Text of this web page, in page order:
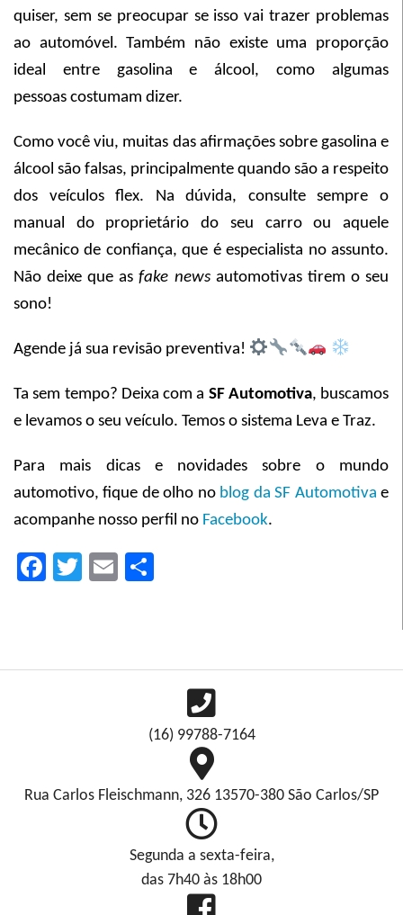
quiser, sem se preocupar se isso vai trazer problemas
ao automóvel. Também não existe uma proporção
ideal entre gasolina e álcool, como algumas
pessoas costumam dizer.
Como você viu, muitas das afirmações sobre gasolina e
álcool são falsas, principalmente quando são a respeito
dos veículos flex. Na dúvida, consulte sempre o
manual do proprietário do seu carro ou aquele
mecânico de confiança, que é especialista no assunto.
Não deixe que asfake newsautomotivas tirem o seu
sono!
Agende já sua revisão preventiva!
Ta sem tempo? Deixa com a SF Automotiva, buscamos
e levamos o seu veículo. Temos o sistema Leva e Traz.
Para mais dicas e novidades sobre o mundo
automotivo, fique de olho no blog da SF Automotiva e
acompanhe nosso perfil no Facebook.
Facebook
TwitterEmail
(16) 99788-7164
Rua Carlos Fleischmann, 326 13570-380 São Carlos/SP
Segunda a sexta-feira,
das 7h40 às 18h00